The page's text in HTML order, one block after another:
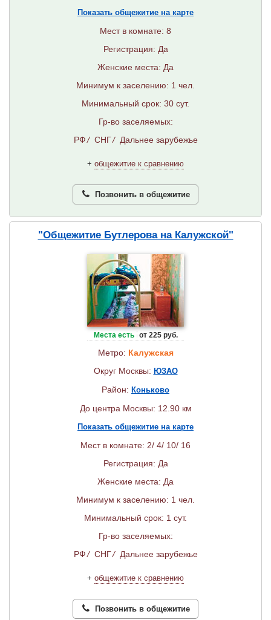
Показать общежитие на карте
Мест в комнате: 8
Регистрация: Да
Женские места: Да
Минимум к заселению: 1 чел.
Минимальный срок: 30 сут.
Гр-во заселяемых:
РФ/ СНГ/ Дальнее зарубежье
+ общежитие к сравнению
Позвонить в общежитие
"Общежитие Бутлерова на Калужской"
Места есть от 225 руб.
Метро: Калужская
Округ Москвы: ЮЗАО
Район: Коньково
До центра Москвы: 12.90 км
Показать общежитие на карте
Мест в комнате: 2/ 4/ 10/ 16
Регистрация: Да
Женские места: Да
Минимум к заселению: 1 чел.
Минимальный срок: 1 сут.
Гр-во заселяемых:
РФ/ СНГ/ Дальнее зарубежье
+ общежитие к сравнению
Позвонить в общежитие